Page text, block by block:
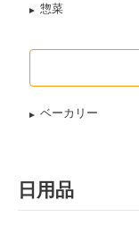
惣菜
ベーカリー
日用品